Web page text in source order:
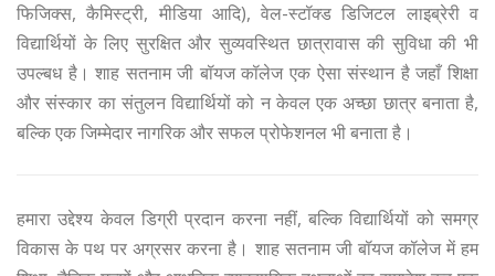
फिजिक्स, कैमिस्ट्री, मीडिया आदि), वेल-स्टॉक्ड डिजिटल लाइब्रेरी व
विद्यार्थियों के लिए सुरक्षित और सुव्यवस्थित छात्रावास की सुविधा की भी
उपल्बध है। शाह सतनाम जी बॉयज कॉलेज एक ऐसा संस्थान है जहाँ शिक्षा
और संस्कार का संतुलन विद्यार्थियों को न केवल एक अच्छा छात्र बनाता है,
बल्कि एक जिम्मेदार नागरिक और सफल प्रोफेशनल भी बनाता है।
हमारा उद्देश्य केवल डिग्री प्रदान करना नहीं, बल्कि विद्यार्थियों को समग्र
विकास के पथ पर अग्रसर करना है। शाह सतनाम जी बॉयज कॉलेज में हम